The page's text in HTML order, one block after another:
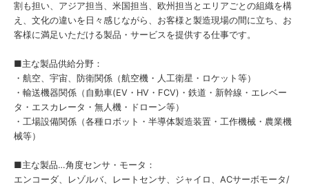
割も担い、アジア担当、米国担当、欧州担当とエリアごとの組織を構
え、文化の違いを日々感じながら、お客様と製造現場の間に立ち、お
客様に満足いただける製品・サービスを提供する仕事です。
■主な製品供給分野：
・航空、宇宙、防衛関係（航空機・人工衛星・ロケット等）
・輸送機器関係（自動車(EV・HV・FCV)・鉄道・新幹線・エレベー
タ・エスカレータ・無人機・ドローン等）
・工場設備関係（各種ロボット・半導体製造装置・工作機械・農業機
械等）
■主な製品…角度センサ・モータ：
エンコーダ、レゾルバ、レートセンサ、ジャイロ、ACサーボモータ/